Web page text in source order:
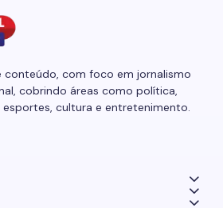
conteúdo, com foco em jornalismo
cobrindo áreas como política,
cultura e entretenimento.